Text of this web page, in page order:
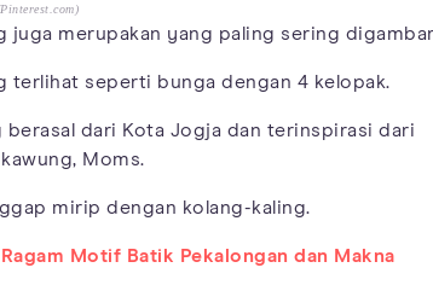
juga merupakan yang paling sering
terlihat seperti bunga dengan 4 kelopak.
berasal dari Kota Jogja dan terinspirasi dari
Moms.
mirip dengan kolang-kaling.
Motif Batik Pekalongan dan Makna